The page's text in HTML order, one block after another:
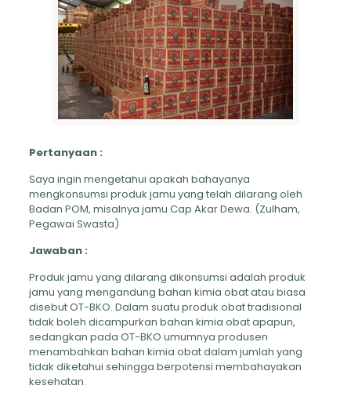
Pertanyaan :
Saya ingin mengetahui apakah bahayanya
mengkonsumsi produk jamu yang telah dilarang oleh
Badan POM, misalnya jamu Cap Akar Dewa. (Zulham,
Pegawai Swasta)
Jawaban :
Produk jamu yang dilarang dikonsumsi adalah produk
jamu yang mengandung bahan kimia obat atau biasa
disebut OT-BKO. Dalam suatu produk obat tradisional
tidak boleh dicampurkan bahan kimia obat apapun,
sedangkan pada OT-BKO umumnya produsen
menambahkan bahan kimia obat dalam jumlah yang
tidak diketahui sehingga berpotensi membahayakan
kesehatan.